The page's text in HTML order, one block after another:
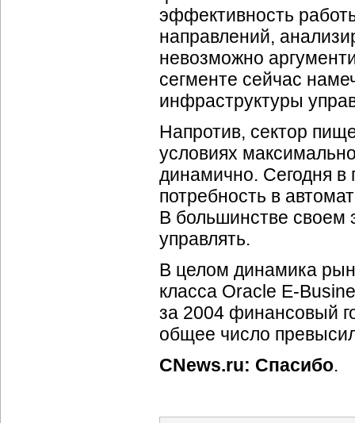
эффективность
направлений,
невозможно
сегменте сейчас
инфраструктуры
Напротив, сектор
условиях
динамично. Сегодня
потребность в
В большинстве своем
управлять.
В целом динамика
класса Oracle E-
за 2004 финансовый
общее число
CNews.ru: Спасибо.